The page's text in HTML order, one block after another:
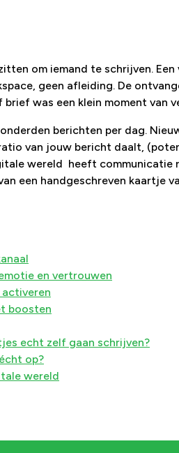
om iemand te schrijven. Een
geen afleiding. De
was een klein moment van
berichten per dag.
van jouw bericht daalt,
wereld heeft communicatie
een handgeschreven kaartje
en vertrouwen
activeren
boosten
echt zelf gaan schrijven?
op?
wereld